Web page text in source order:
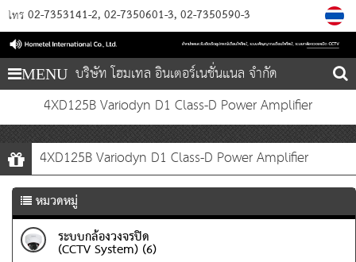
โทร 02-7353141-2 02-7350601-3 02-7350590-3
MENU บริษัท โฮมเทล อินเตอร์เนชั่นแนล จำกัด
4XD125B Variodyn D1 Class-D Power Amplifier
4XD125B Variodyn D1 Class-D Power Amplifier
หมวดหมู่
ระบบกล้องวงจรปิด
(CCTV System) (6)